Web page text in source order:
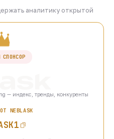
аналитику открытой
СПОНСОР
— индекс, тренды, конкуренты
NEBLASK